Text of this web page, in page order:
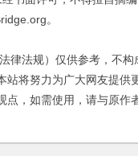
。
法规）仅供参考，不构
站将努力为广大网友提
，如需使用，请与原作